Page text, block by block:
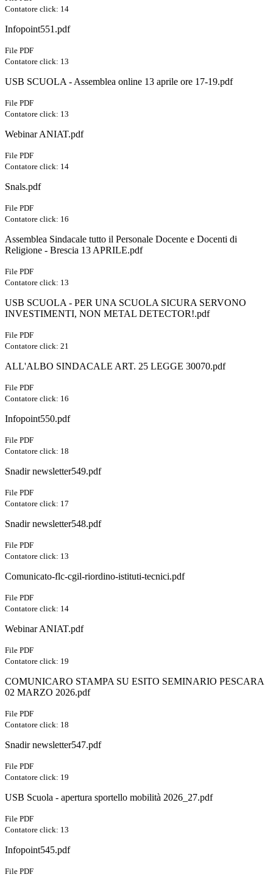
Contatore click: 14
Infopoint551.pdf
File PDF
Contatore click: 13
USB SCUOLA - Assemblea online 13 aprile ore 17-19.pdf
File PDF
Contatore click: 13
Webinar ANIAT.pdf
File PDF
Contatore click: 14
Snals.pdf
File PDF
Contatore click: 16
Assemblea Sindacale tutto il Personale Docente e Docenti di
Religione - Brescia 13 APRILE.pdf
File PDF
Contatore click: 13
USB SCUOLA - PER UNA SCUOLA SICURA SERVONO
INVESTIMENTI, NON METAL DETECTOR!.pdf
File PDF
Contatore click: 21
ALL'ALBO SINDACALE ART. 25 LEGGE 30070.pdf
File PDF
Contatore click: 16
Infopoint550.pdf
File PDF
Contatore click: 18
Snadir newsletter549.pdf
File PDF
Contatore click: 17
Snadir newsletter548.pdf
File PDF
Contatore click: 13
Comunicato-flc-cgil-riordino-istituti-tecnici.pdf
File PDF
Contatore click: 14
Webinar ANIAT.pdf
File PDF
Contatore click: 19
COMUNICARO STAMPA SU ESITO SEMINARIO PESCARA
02 MARZO 2026.pdf
File PDF
Contatore click: 18
Snadir newsletter547.pdf
File PDF
Contatore click: 19
USB Scuola - apertura sportello mobilità 2026_27.pdf
File PDF
Contatore click: 13
Infopoint545.pdf
File PDF